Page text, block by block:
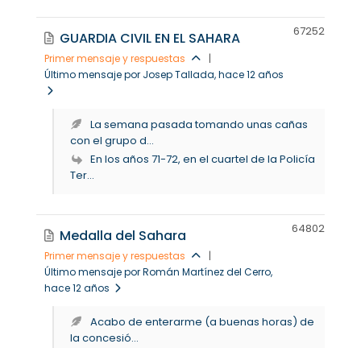
GUARDIA CIVIL EN EL SAHARA
Primer mensaje y respuestas
|
Último mensaje por Josep Tallada, hace 12 años
67252
La semana pasada tomando unas cañas
con el grupo d...
En los años 71-72, en el cuartel de la Policía
Ter...
Medalla del Sahara
Primer mensaje y respuestas
|
Último mensaje por Román Martínez del Cerro,
hace 12 años
64802
Acabo de enterarme (a buenas horas) de
la concesió...